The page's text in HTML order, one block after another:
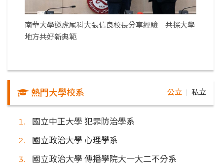
南華大學邀虎尾科大張信良校長分享經驗 共探大學
地方共好新典範
熱門大學校系 公立 私立
國立中正大學 犯罪防治學系
國立政治大學 心理學系
國立政治大學 傳播學院大一大二不分系